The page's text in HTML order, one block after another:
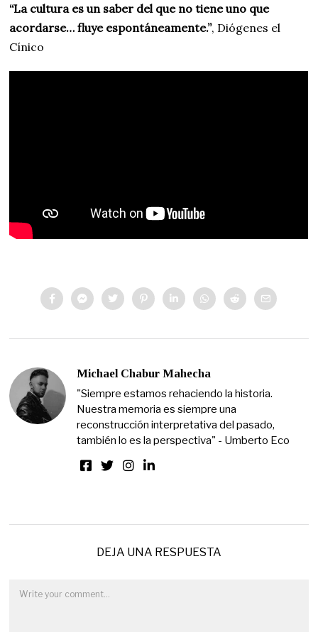
“La cultura es un saber del que no tiene uno que
acordarse… fluye espontáneamente.”, Diógenes el
Cínico
Michael Chabur Mahecha
"Siempre estamos rehaciendo la historia.
Nuestra memoria es siempre una
reconstrucción interpretativa del pasado,
también lo es la perspectiva" - Umberto Eco
DEJA UNA RESPUESTA